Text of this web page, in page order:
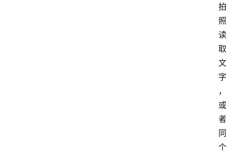
拍
照
读
取
文
字
，
或
者
同
个